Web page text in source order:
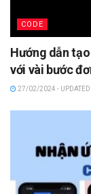
CODE
Hướng dẫn
với vài bước
27/02/2024 -